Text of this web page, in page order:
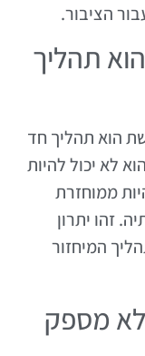
הציבור.
הוא תהליך
הוא תהליך חד
לא יכול להיות
ממוחזרת
זהו יתרון
המיחזור
לא מספק